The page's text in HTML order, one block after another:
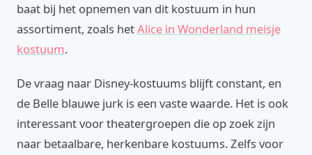
baat bij het opnemen van dit kostuum in hun
assortiment, zoals hetAlice in Wonderland meisje
kostuum.
De vraag naar Disney-kostuums blijft constant, en
de Belle blauwe jurk is een vaste waarde. Het is ook
interessant voor theatergroepen die op zoek zijn
naar betaalbare, herkenbare kostuums. Zelfs voor